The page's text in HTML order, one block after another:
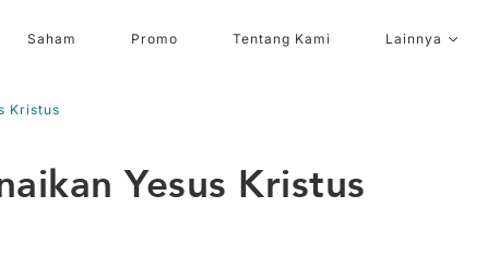
Saham Promo Tentang Kami Lainnya
Kristus
Yesus Kristus